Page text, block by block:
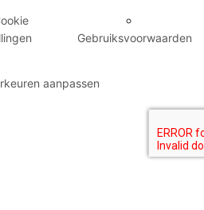
Gebruiksvoorwaarden
aanpassen